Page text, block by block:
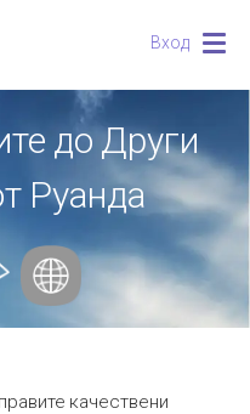
Вход
до Други
Руанда
качествени